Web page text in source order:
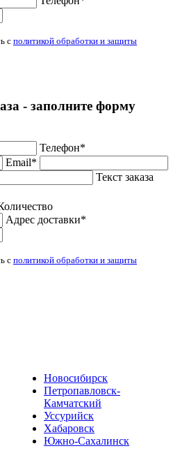
сполитикой обработки и защиты
- заполните форму
Телефон*
Email*
Текст заказа
Адрес доставки*
сполитикой обработки и защиты
Новосибирск
Петропавловск-
Камчатский
Уссурийск
Хабаровск
Южно-Сахалинск